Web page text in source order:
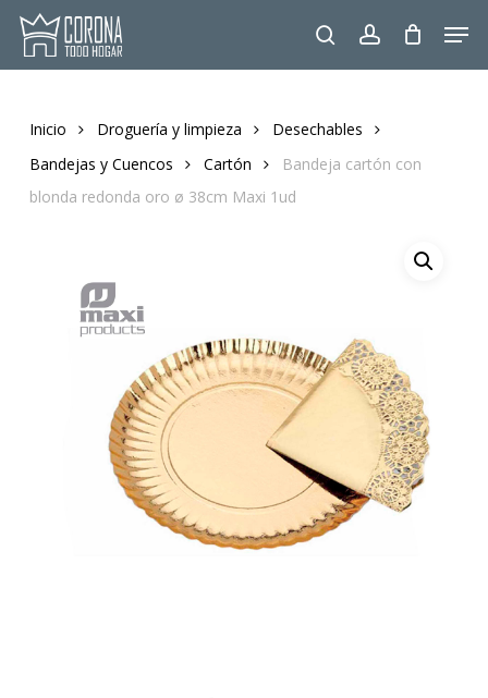
Skip
main
searchaccount
Inicio Droguería y limpieza
Desechables
Bandejas y Cuencos
Cartón
Bandeja cartón con
blonda redonda oro ø 38cm Maxi 1ud